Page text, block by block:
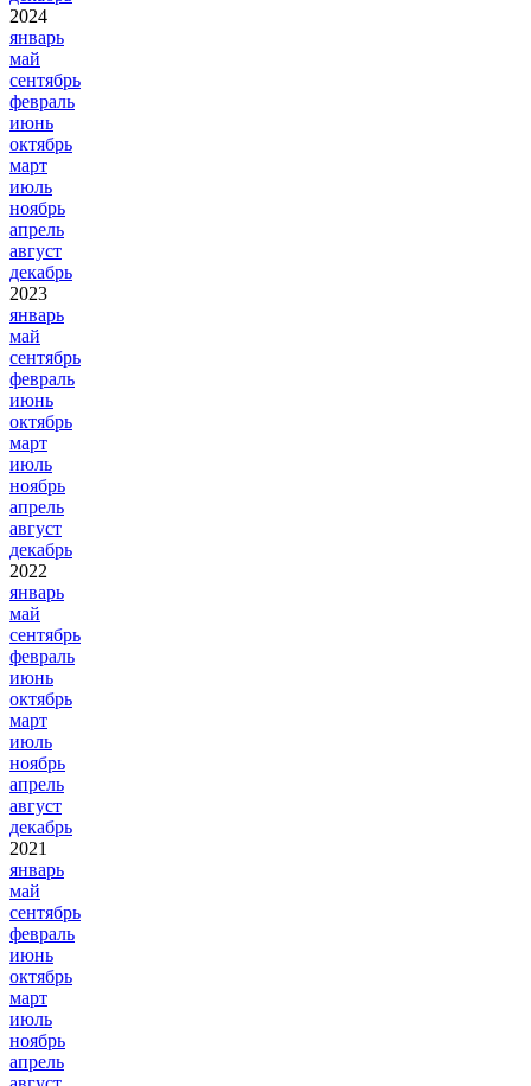
2024
январь
май
сентябрь
февраль
июнь
октябрь
март
июль
ноябрь
апрель
август
декабрь
2023
январь
май
сентябрь
февраль
июнь
октябрь
март
июль
ноябрь
апрель
август
декабрь
2022
январь
май
сентябрь
февраль
июнь
октябрь
март
июль
ноябрь
апрель
август
декабрь
2021
январь
май
сентябрь
февраль
июнь
октябрь
март
июль
ноябрь
апрель